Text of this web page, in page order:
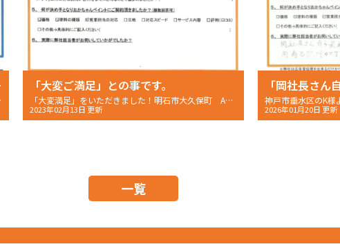
す。」
完工後のご感想〜
「大変ご満足」との事です。
「大変満足」をいただきました！明石市大久保町 A様 〜ご契約後アンケート〜
2023年02月13日 更新 2026年01月20日 更新
一覧